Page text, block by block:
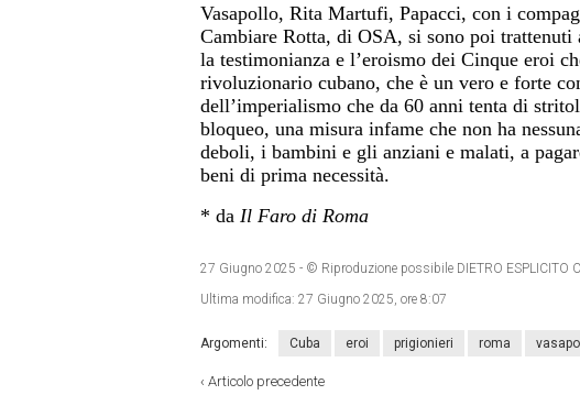
Vasapollo, Rita Martufi, Papacci, con i
Cambiare Rotta, di OSA, si sono poi
la testimonianza e l’eroismo dei Cinque eroi
rivoluzionario cubano, che è un vero e forte
dell’imperialismo che da 60 anni tenta di
bloqueo, una misura infame che non ha
deboli, i bambini e gli anziani e malati, a
beni di prima necessità.
* da Il Faro di Roma
27 Giugno 2025 - © Riproduzione possibile DIETRO ESPLICITO
Ultima modifica: 27 Giugno 2025, ore 8:07
Argomenti: Cuba eroi prigionieri roma
‹ Articolo precedente